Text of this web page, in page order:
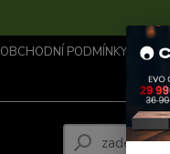
OBCHODNÍ PODMÍNKY ...